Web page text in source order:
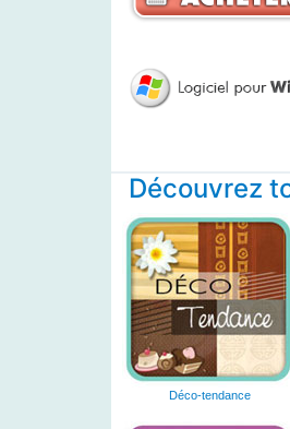
Découvrez
Déco-tendance